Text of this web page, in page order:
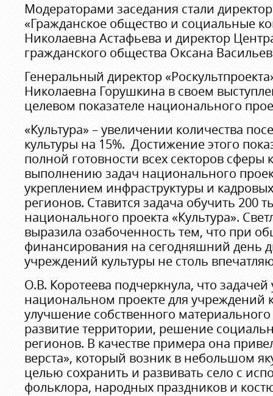
Модераторами заседания стали
«Гражданское общество и социальные
Николаевна Астафьева и директор
гражданского общества Оксана
Генеральный директор
Николаевна Горушкина в своем
целевом показателе национального
«Культура» – увеличении количества
культуры на 15%. Достижение этого
полной готовности всех секторов сферы
выполнению задач национального
укреплением инфраструктуры и
регионов. Ставится задача обучить 200
национального проекта «Культура».
выразила озабоченность тем, что при
финансирования на сегодняшний день
учреждений культуры не столь
О.В. Коротеева подчеркнула, что задачей
национальном проекте для учреждений
улучшение собственного
развитие территории, решение
регионов. В качестве примера она
верста», который возник в небольшом
целью сохранить и развивать село с
фольклора, народных праздников и